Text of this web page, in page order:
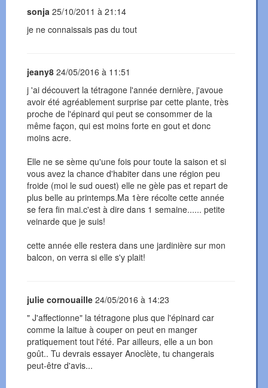
sonja 25/10/2011 à 21:14
je ne connaissais pas du tout
jeany8 24/05/2016 à 11:51
j 'ai découvert la tétragone l'année dernière, j'avoue
avoir été agréablement surprise par cette plante, très
proche de l'épinard qui peut se consommer de la
même façon, qui est moins forte en gout et donc
moins acre.
Elle ne se sème qu'une fois pour toute la saison et si
vous avez la chance d'habiter dans une région peu
froide (moi le sud ouest) elle ne gèle pas et repart de
plus belle au printemps.Ma 1ère récolte cette année
se fera fin mai.c'est à dire dans 1 semaine...... petite
veinarde que je suis!
cette année elle restera dans une jardinière sur mon
balcon, on verra si elle s'y plait!
julie cornouaille 24/05/2016 à 14:23
" J'affectionne" la tétragone plus que l'épinard car
comme la laitue à couper on peut en manger
pratiquement tout l'été. Par ailleurs, elle a un bon
goût.. Tu devrais essayer Anoclète, tu changerais
peut-être d'avis...